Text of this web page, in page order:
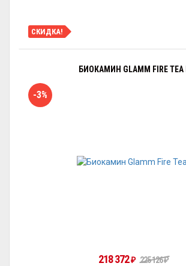
СКИДКА!
БИОКАМИН GLAMM FIRE TEA II
-3%
218 372₽ 225 126₽